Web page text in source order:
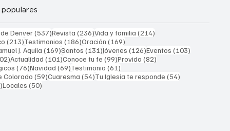
Denver(537)537 entradas
Revista (236)236 entradas
Vida y familia (214)214 entradas
(213)213 entradas
Testimonios (186)186 entradas
Oración (169)169 entradas
J. Aquila (169)169 entradas
Santos (131)131 entradas
Jóvenes (126)126 entradas
Eventos (103)103
102 entradas
Actualidad (101)101 entradas
Conoce tu fe (99)99 entradas
Provida (82)82 entradas
(76)76 entradas
Navidad (69)69 entradas
Testimonio (61)61 entradas
Colorado (59)59 entradas
Cuaresma (54)54 entradas
Tu Iglesia te responde (54)54 entradas
51 entradas
Locales (50)50 entradas